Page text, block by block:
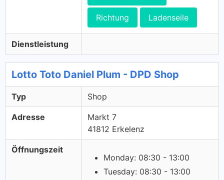
Richtung Ladenseile
Dienstleistung
Lotto Toto Daniel Plum - DPD Shop
Typ Shop
Adresse
Markt 7
41812 Erkelenz
Öffnungszeit
Monday: 08:30 - 13:00
Tuesday: 08:30 - 13:00